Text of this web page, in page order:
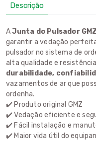
Descrição
AJunta do Pulsador
garantir a vedação
pulsador no sistema de
alta qualidade e
durabilidade,
vazamentos de ar que
ordenha.
✔️ Produto original GMZ
✔️ Vedação eficiente e
✔️ Fácil instalação e
✔️ Maior vida útil do